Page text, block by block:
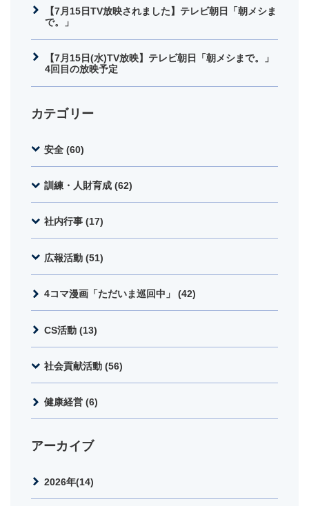
【7月15日TV放映されました】テレビ朝日「朝メシま
で。」
【7月15日(水)TV放映】テレビ朝日「朝メシまで。」
4回目の放映予定
カテゴリー
安全 (60)
訓練・人財育成 (62)
社内行事 (17)
広報活動 (51)
4コマ漫画「ただいま巡回中」 (42)
CS活動 (13)
社会貢献活動 (56)
健康経営 (6)
アーカイブ
2026年(14)